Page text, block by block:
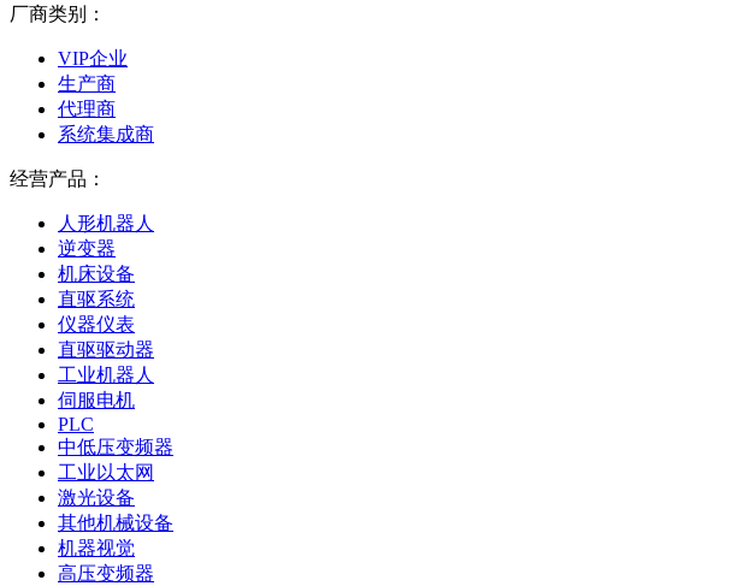
厂商类别：
VIP企业
生产商
代理商
系统集成商
经营产品：
人形机器人
逆变器
机床设备
直驱系统
仪器仪表
直驱驱动器
工业机器人
伺服电机
PLC
中低压变频器
工业以太网
激光设备
其他机械设备
机器视觉
高压变频器